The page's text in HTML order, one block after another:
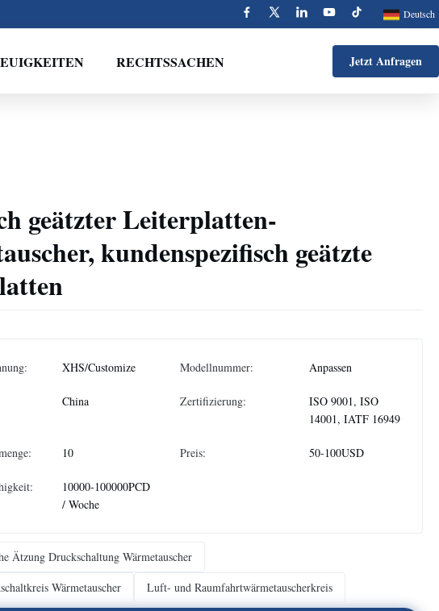
Deutsch
RECHTSSACHEN Jetzt Anfragen
geätzter Leiterplatten-
kundenspezifisch geätzte
XHS/Customize Modellnummer: Anpassen
China Zertifizierung:
ISO 9001, ISO
14001, IATF 16949
10 Preis: 50-100USD
10000-100000PCD
/ Woche
Ätzung Druckschaltung Wärmetauscher
Wärmetauscher
Luft- und Raumfahrtwärmetauscherkreis